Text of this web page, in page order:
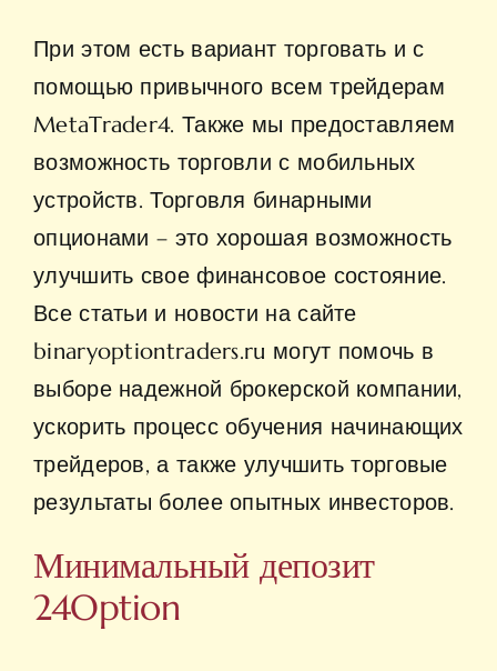
При этом есть вариант торговать и с
помощью привычного всем трейдерам
MetaTrader4. Также мы предоставляем
возможность торговли с мобильных
устройств. Торговля бинарными
опционами – это хорошая возможность
улучшить свое финансовое состояние.
Все статьи и новости на сайте
binaryoptiontraders.ru могут помочь в
выборе надежной брокерской компании,
ускорить процесс обучения начинающих
трейдеров, а также улучшить торговые
результаты более опытных инвесторов.
Минимальный депозит
24Option